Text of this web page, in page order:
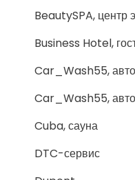
BeautySPA, центр
Business Hotel,
Car_Wash55,
Car_Wash55,
Cuba, сауна
DTC-сервис